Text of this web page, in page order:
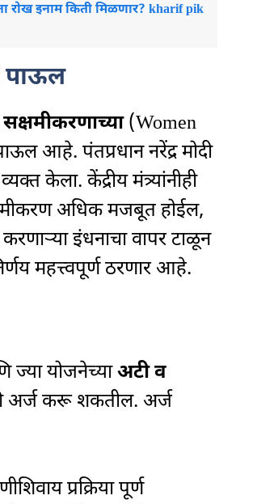
रोख इनाम किती मिळणार? kharif pik
पाऊल
(Women
आहे. पंतप्रधान नरेंद्र मोदी
केला. केंद्रीय मंत्र्यांनीही
अधिक मजबूत होईल,
इंधनाचा वापर टाळून
महत्त्वपूर्ण ठरणार आहे.
ज्या योजनेच्याअटी व
अर्ज करू शकतील. अर्ज
प्रक्रिया पूर्ण